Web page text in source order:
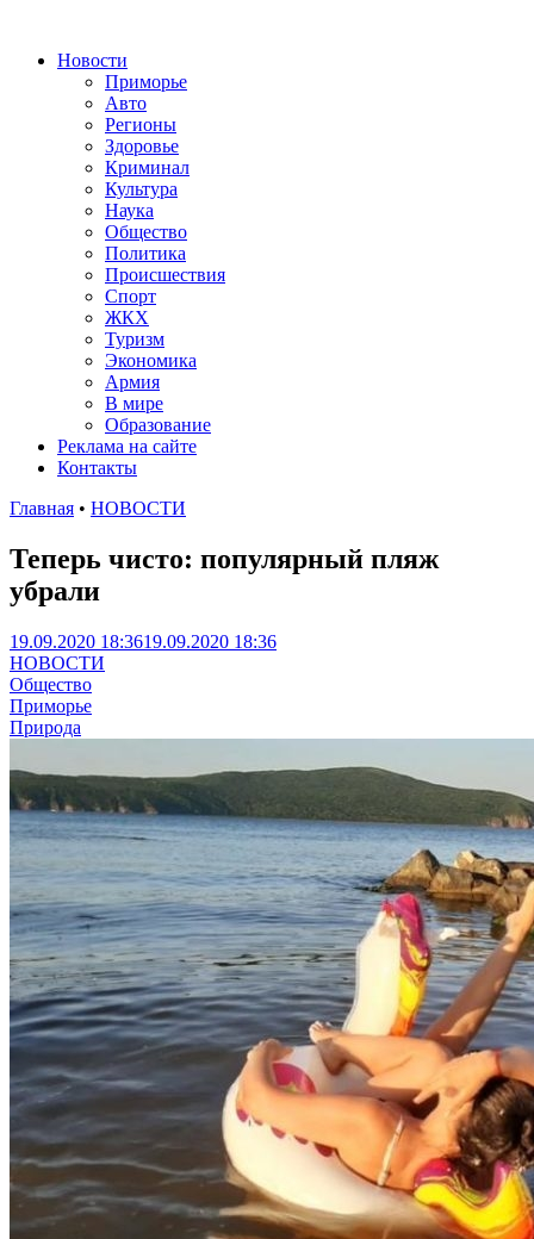
Новости
Приморье
Авто
Регионы
Здоровье
Криминал
Культура
Наука
Общество
Политика
Происшествия
Спорт
ЖКХ
Туризм
Экономика
Армия
В мире
Образование
Реклама на сайте
Контакты
Главная • НОВОСТИ
Теперь чисто: популярный пляж
убрали
19.09.2020 18:3619.09.2020 18:36
НОВОСТИ
Общество
Приморье
Природа